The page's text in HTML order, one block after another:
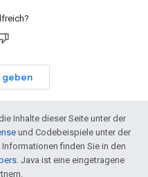
geben
Inhalte dieser Seite unter der
und Codebeispiele unter der
Informationen finden Sie in den
. Java ist eine eingetragene